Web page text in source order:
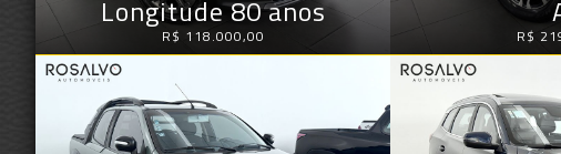
Longitude 80 anos
R$ 118.000,00 R$